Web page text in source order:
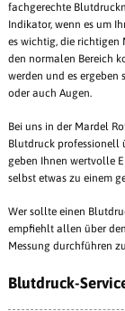
fachgerechte
Indikator, wenn es um
es wichtig, die richtigen
den normalen Bereich
werden und es ergeben
oder auch Augen.
Bei uns in der Mardel
Blutdruck professionell
geben Ihnen wertvolle
selbst etwas zu einem
Wer sollte einen
empfiehlt allen über
Messung durchführen
Blutdruck-